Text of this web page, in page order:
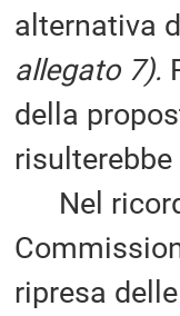
alternativa
allegato 7).
della
Nel
ripresa